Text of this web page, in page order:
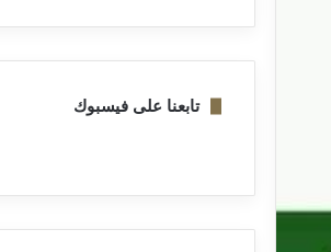
تابعنا على فيسبوك